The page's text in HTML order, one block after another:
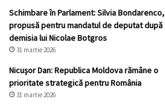
Schimbare în Parlament: Silvia Bondarenco,
propusă pentru mandatul de deputat după
demisia lui Nicolae Botgros
31 martie 2026
Nicușor Dan: Republica Moldova rămâne o
prioritate strategică pentru România
31 martie 2026